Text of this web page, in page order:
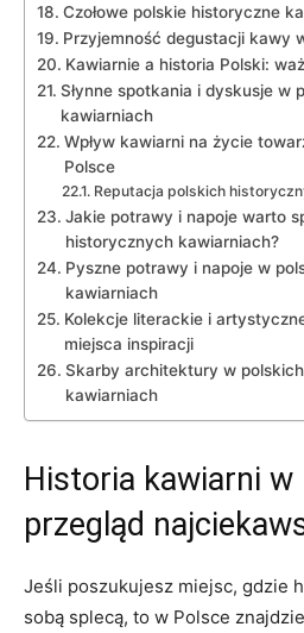
Czołowe polskie historyczne
Przyjemność degustacji kawy
Kawiarnie a historia ‍Polski:
Słynne spotkania i‍ dyskusje ⁤w
kawiarniach
Wpływ kawiarni na życie‌
Polsce
Reputacja polskich
Jakie potrawy i⁤ napoje warto
historycznych kawiarniach?
Pyszne ‌potrawy i ‌napoje w
kawiarniach
Kolekcje literackie i
miejsca inspiracji
Skarby architektury w
kawiarniach
Historia kawiarni w
przegląd
Jeśli poszukujesz miejsc, gdzie
sobą splecą, to w Polsce